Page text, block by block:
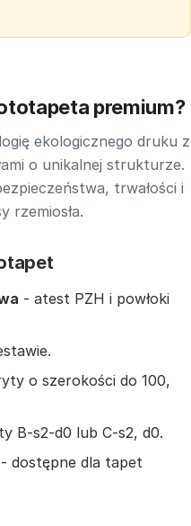
premium?
ekologicznego druku z
o unikalnej strukturze.
trwałości i
rzemiosła.
- atest PZH i powłoki
o szerokości do 100,
B-s2-d0 lub C-s2, d0.
- dostępne dla tapet